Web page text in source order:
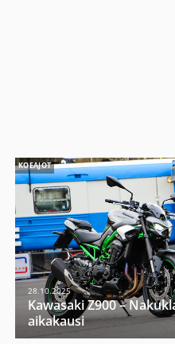
KOEAJOT
28.10.2025
Kawasaki Z900 –
aikakausi